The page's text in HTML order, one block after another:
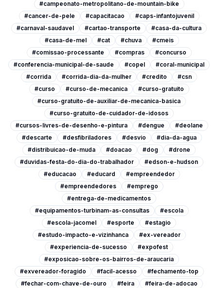
#campeonato-metropolitano-de-mountain-bike
#cancer-de-pele
#capacitacao
#caps-infantojuvenil
#carnaval-saudavel
#cartao-transporte
#casa-da-cultura
#casa-de-mel
#cat #chuva
#cmeis
#comissao-processante
#compras
#concurso
#conferencia-municipal-de-saude
#copel
#coral-municipal
#corrida
#corrida-dia-da-mulher #credito
#csn
#curso
#curso-de-mecanica
#curso-gratuito
#curso-gratuito-de-auxiliar-de-mecanica-basica
#curso-gratuito-de-cuidador-de-idosos
#cursos-livres-de-desenho-e-pintura
#dengue
#deolane
#descarte
#desfibriladores #desvio
#dia-da-agua
#distribuicao-de-muda
#doacao #dog
#drone
#duvidas-festa-do-dia-do-trabalhador
#edson-e-hudson
#educacao
#educard
#empreendedor
#empreendedores
#emprego
#entrega-de-medicamentos
#equipamentos-turbinam-as-consultas
#escola
#escola-jacomel
#esporte
#estagio
#estudo-impacto-e-vizinhanca
#ex-vereador
#experiencia-de-sucesso
#expofest
#exposicao-sobre-os-bairros-de-araucaria
#exvereador-foragido
#facil-acesso
#fechamento-top
#fechar-com-chave-de-ouro
#feira
#feira-de-adocao